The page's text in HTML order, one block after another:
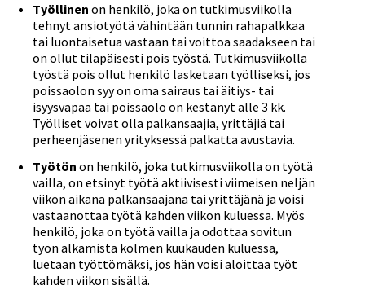
Työllinen on henkilö, joka on tutkimusviikolla
tehnyt ansiotyötä vähintään tunnin rahapalkkaa
tai luontaisetua vastaan tai voittoa saadakseen tai
on ollut tilapäisesti pois työstä. Tutkimusviikolla
työstä pois ollut henkilö lasketaan työlliseksi, jos
poissaolon syy on oma sairaus tai äitiys- tai
isyysvapaa tai poissaolo on kestänyt alle 3 kk.
Työlliset voivat olla palkansaajia, yrittäjiä tai
perheenjäsenen yrityksessä palkatta avustavia.
Työtön on henkilö, joka tutkimusviikolla on työtä
vailla, on etsinyt työtä aktiivisesti viimeisen neljän
viikon aikana palkansaajana tai yrittäjänä ja voisi
vastaanottaa työtä kahden viikon kuluessa. Myös
henkilö, joka on työtä vailla ja odottaa sovitun
työn alkamista kolmen kuukauden kuluessa,
luetaan työttömäksi, jos hän voisi aloittaa työt
kahden viikon sisällä.